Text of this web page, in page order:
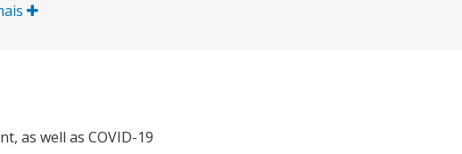
as well as COVID-19